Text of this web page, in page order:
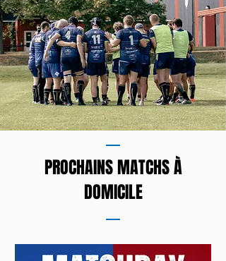
rugby (Svenska Rugbyförbundet - SRF),
vous pouvez acheter vos billets via ce
lien et soutenir le Rugby Club de
Götebo
PROCHAINS MATCHS À
DOMICILE